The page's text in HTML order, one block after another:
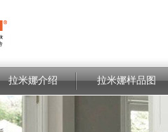
拉米娜介绍 拉米娜样品图